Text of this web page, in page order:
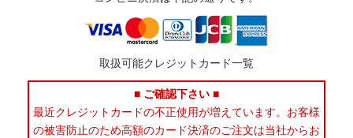
取扱可能クレジットカード一覧
■ ご確認下さい ■
最近クレジットカードの不正使用が増えています。お客様
の被害防止のため高額のカード決済のご注文は当社からお